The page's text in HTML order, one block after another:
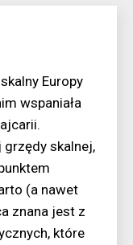
Europy
wspaniała
skalnej,
(a nawet
znana jest z
które